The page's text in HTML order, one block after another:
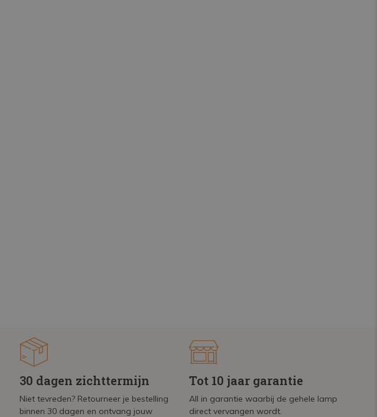
30 dagen zichttermijn
Niet tevreden? Retourneer je bestelling
binnen 30 dagen en ontvang jouw
Tot 10 jaar garantie
All in garantie waarbij de gehele lamp
direct vervangen wordt.